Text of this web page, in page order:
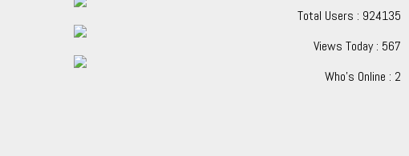
Total Users : 924135
Views Today : 567
Who's Online : 2